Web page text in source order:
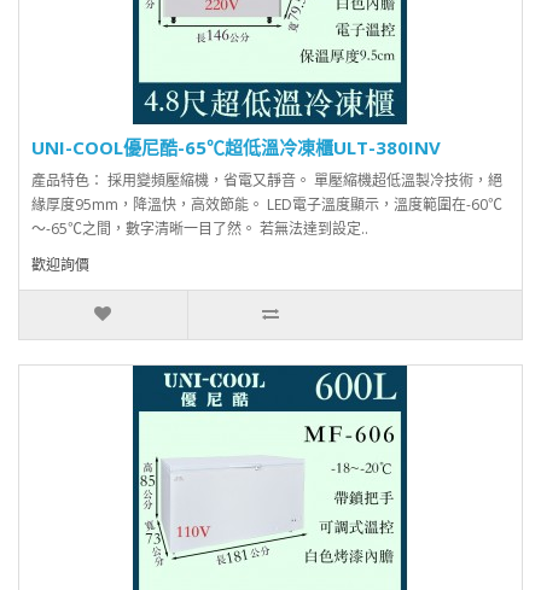
UNI-COOL優尼酷-65℃超低溫冷凍櫃ULT-380INV
產品特色： 採用變頻壓縮機，省電又靜音。 單壓縮機超低溫製冷技術，絕
緣厚度95mm，降溫快，高效節能。 LED電子溫度顯示，溫度範圍在-60℃
～-65℃之間，數字清晰一目了然。 若無法達到設定..
歡迎詢價